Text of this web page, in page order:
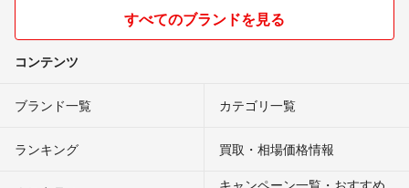
すべてのブランドを見る
コンテンツ
ブランド一覧 カテゴリ一覧
ランキング 買取・相場価格情報